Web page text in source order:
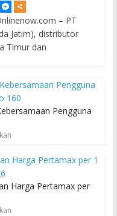
– PT
Jatim), distributor
Timur dan
Pengguna
Harga Pertamax per